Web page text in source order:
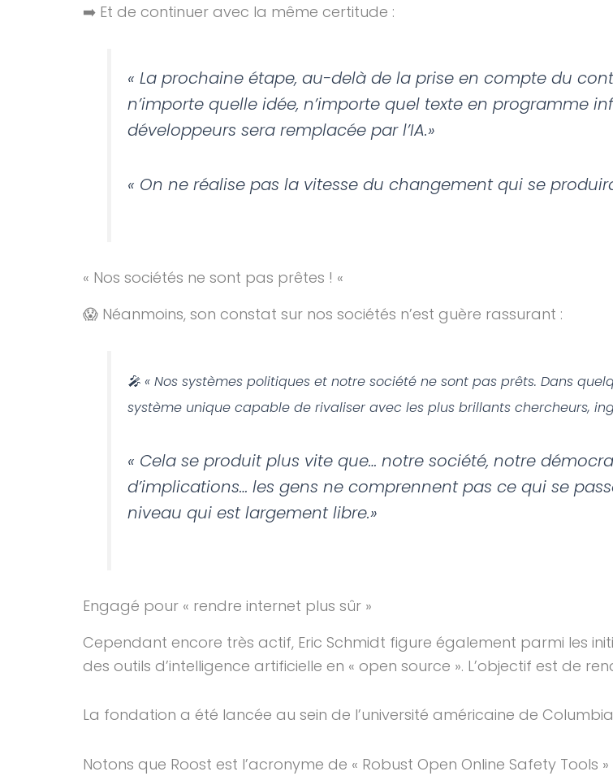
➡️ Et de continuer avec la même certitude :
« La prochaine étape, au-delà de la prise en compte du
n’importe quelle idée, n’importe quel texte en programme
développeurs sera remplacée par l’IA.»
« On ne réalise pas la vitesse du changement qui se
« Nos sociétés ne sont pas prêtes ! «
😱 Néanmoins, son constat sur nos sociétés n’est guère rassurant :
🎤 « Nos systèmes politiques et notre société ne sont pas prêts. Dans
système unique capable de rivaliser avec les plus brillants chercheurs,
« Cela se produit plus vite que… notre société, notre
d’implications… les gens ne comprennent pas ce qui se
niveau qui est largement libre.»
Engagé pour « rendre internet plus sûr »
Cependant encore très actif, Eric Schmidt figure également parmi les
des outils d’intelligence artificielle en « open source ». L’objectif est de
La fondation a été lancée au sein de l’université américaine de
Notons que Roost est l’acronyme de « Robust Open Online Safety Tools